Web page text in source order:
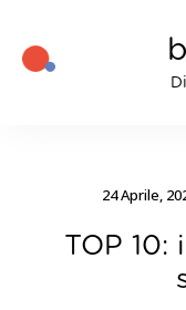
24 Aprile,
TOP 10: